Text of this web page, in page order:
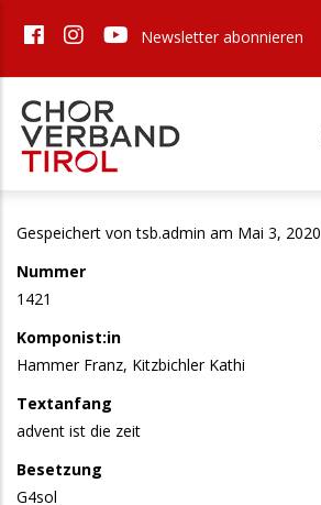
zum
Newsletter abonnieren
Gespeichert vontsb.admin am Mai 3, 2020
Nummer
1421
Komponist:in
Hammer Franz, Kitzbichler Kathi
Textanfang
advent ist die zeit
Besetzung
G4sol